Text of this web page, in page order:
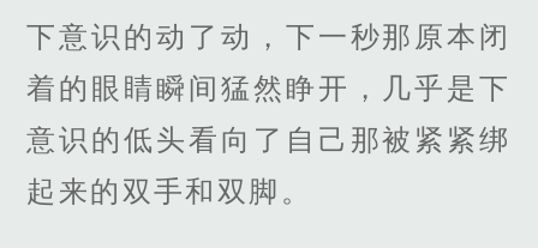
下意识的动了动，下一秒那原本闭
着的眼睛瞬间猛然睁开，几乎是下
意识的低头看向了自己那被紧紧绑
起来的双手和双脚。